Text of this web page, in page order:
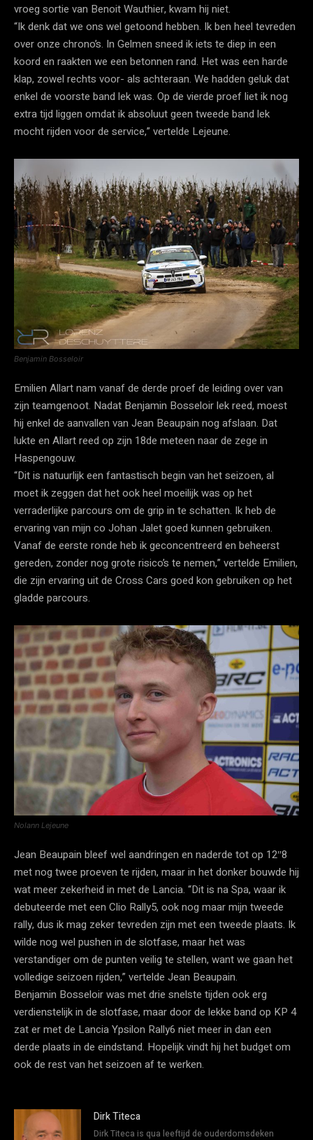
vroeg sortie van Benoit Wauthier, kwam hij niet.
“Ik denk dat we ons wel getoond hebben. Ik ben heel tevreden
over onze chrono’s. In Gelmen sneed ik iets te diep in een
koord en raakten we een betonnen rand. Het was een harde
klap, zowel rechts voor- als achteraan. We hadden geluk dat
enkel de voorste band lek was. Op de vierde proef liet ik nog
extra tijd liggen omdat ik absoluut geen tweede band lek
mocht rijden voor de service,” vertelde Lejeune.
Benjamin Bosseloir
Emilien Allart nam vanaf de derde proef de leiding over van
zijn teamgenoot. Nadat Benjamin Bosseloir lek reed, moest
hij enkel de aanvallen van Jean Beaupain nog afslaan. Dat
lukte en Allart reed op zijn 18de meteen naar de zege in
Haspengouw.
“Dit is natuurlijk een fantastisch begin van het seizoen, al
moet ik zeggen dat het ook heel moeilijk was op het
verraderlijke parcours om de grip in te schatten. Ik heb de
ervaring van mijn co Johan Jalet goed kunnen gebruiken.
Vanaf de eerste ronde heb ik geconcentreerd en beheerst
gereden, zonder nog grote risico’s te nemen,” vertelde Emilien,
die zijn ervaring uit de Cross Cars goed kon gebruiken op het
gladde parcours.
Nolann Lejeune
Jean Beaupain bleef wel aandringen en naderde tot op 12″8
met nog twee proeven te rijden, maar in het donker bouwde hij
wat meer zekerheid in met de Lancia. “Dit is na Spa, waar ik
debuteerde met een Clio Rally5, ook nog maar mijn tweede
rally, dus ik mag zeker tevreden zijn met een tweede plaats. Ik
wilde nog wel pushen in de slotfase, maar het was
verstandiger om de punten veilig te stellen, want we gaan het
volledige seizoen rijden,” vertelde Jean Beaupain.
Benjamin Bosseloir was met drie snelste tijden ook erg
verdienstelijk in de slotfase, maar door de lekke band op KP 4
zat er met de Lancia Ypsilon Rally6 niet meer in dan een
derde plaats in de eindstand. Hopelijk vindt hij het budget om
ook de rest van het seizoen af te werken.
Dirk Titeca
Dirk Titeca is qua leeftijd de ouderdomsdeken